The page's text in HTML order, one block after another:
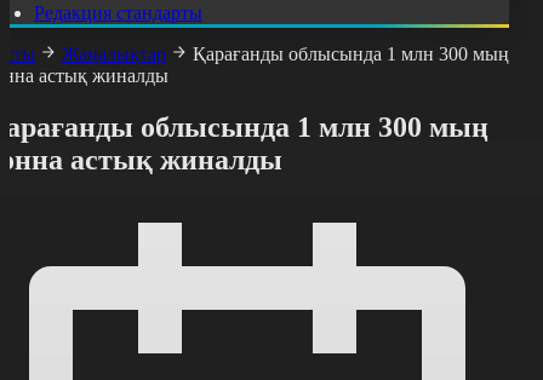
Редакция стандарты
Жаңалықтар
Қарағанды облысында 1 млн 300 мың
астық жиналды
облысында 1 млн 300 мың
астық жиналды